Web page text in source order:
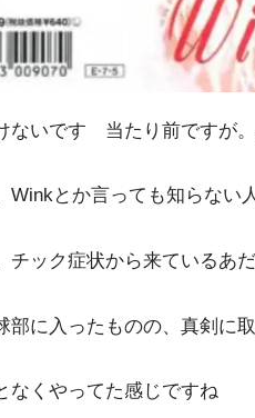
ないです 当たり前ですが。
Winkとか言っても知らない
チック症状から来ているあ
部に入ったものの、真剣に
なくやってた感じですね